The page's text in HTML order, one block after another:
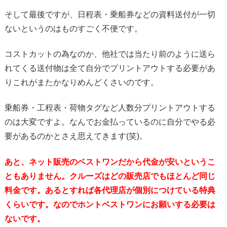
そして最後ですが、日程表・乗船券などの資料送付が一切
ないというのはものすごく不便です。
コストカットの為なのか、他社では当たり前のように送ら
れてくる送付物は全て自分でプリントアウトする必要があ
りこれがまたかなりめんどくさいのです。
乗船券・工程表・荷物タグなど人数分プリントアウトする
のは大変ですよ。なんでお金払っているのに自分でやる必
要があるのかとさえ思えてきます(笑)。
あと、ネット販売のベストワンだから代金が安いというこ
ともありません。クルーズはどの販売店でもほとんど同じ
料金です。あるとすれば各代理店が個別につけている特典
くらいです。なのでホントベストワンにお願いする必要は
ないです。